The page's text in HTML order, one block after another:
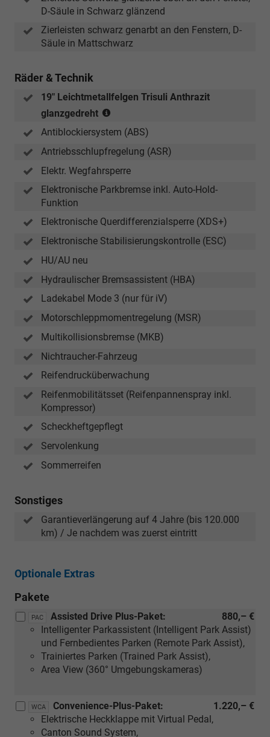
D-Säule in Schwarz glänzend
Zierleisten schwarz genarbt an den Fenstern, D-
Säule in Mattschwarz
Räder & Technik
19" Leichtmetallfelgen Trisuli Anthrazit
glanzgedreht
R19)
Antiblockiersystem (ABS)
Antriebsschlupfregelung (ASR)
Elektr. Wegfahrsperre
Elektronische Parkbremse inkl. Auto-Hold-
Funktion
Elektronische Querdifferenzialsperre (XDS+)
Elektronische Stabilisierungskontrolle (ESC)
HU/AU neu
Hydraulischer Bremsassistent (HBA)
Ladekabel Mode 3 (nur für iV)
Motorschleppmomentregelung (MSR)
Multikollisionsbremse (MKB)
Nichtraucher-Fahrzeug
Reifendrucküberwachung
Reifenmobilitätsset (Reifenpannenspray inkl.
Kompressor)
Scheckheftgepflegt
Servolenkung
Sommerreifen
Sonstiges
Garantieverlängerung auf 4 Jahre (bis 120.000
km) / Je nachdem was zuerst eintritt
Optionale Extras
Pakete
PAC 880,– €
Assisted Drive Plus-Paket:
Intelligenter Parkassistent (Intelligent Park Assist)
und Fernbedientes Parken (Remote Park Assist),
Trainiertes Parken (Trained Park Assist),
Area View (360° Umgebungskameras)
WCA 1.220,– €
Convenience-Plus-Paket:
Elektrische Heckklappe mit Virtual Pedal,
Canton Sound System,